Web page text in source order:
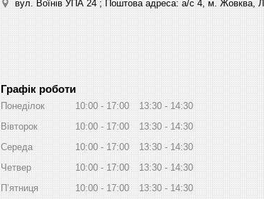
вул. Воїнів УПА 24 ; Поштова адреса: а/с 4, м. Жовква,
Графік роботи
Понеділок 10:00 17:00 13:30
14:30
Вівторок
10:00 17:00 13:30
14:30
Середа
10:00 17:00 13:30
14:30
Четвер
10:00 17:00 13:30
14:30
Пʼятниця
10:00 17:00 13:30
14:30